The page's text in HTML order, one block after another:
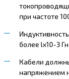
при частоте
более lх10-3
Кабели
напряжением